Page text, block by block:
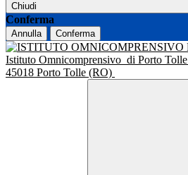
Chiudi
Conferma
Annulla Conferma
Istituto Omnicomprensivo di Porto Tolle
45018 Porto Tolle (RO)